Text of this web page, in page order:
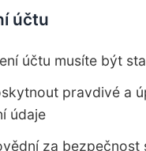
účtu
účtu musíte být
pravdivé a
údaje
za bezpečnost